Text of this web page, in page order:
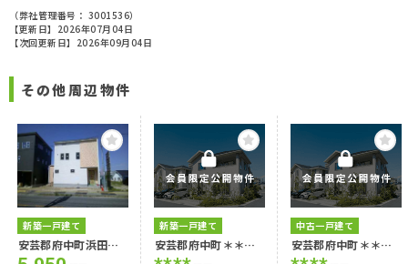
（弊社管理番号： 3001536）
【更新日】2026年07月04日
【次回更新日】2026年09月04日
その他周辺物件
新築一戸建て
安芸郡府中町浜田本
町2号棟
新築一戸建て
安芸郡府中町＊＊＊
＊
中古一戸建て
安芸郡府中町＊＊＊
＊